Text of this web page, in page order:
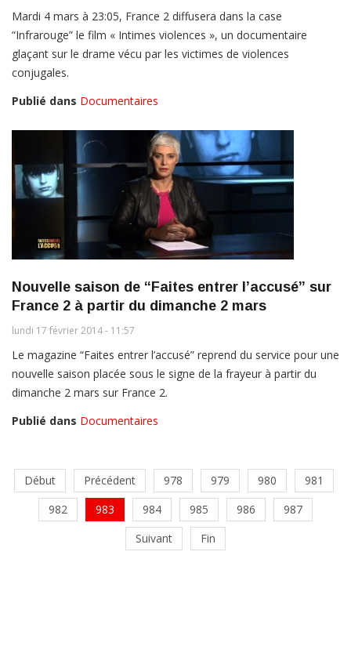
Mardi 4 mars à 23:05, France 2 diffusera dans la case
“Infrarouge” le film « Intimes violences », un documentaire
glaçant sur le drame vécu par les victimes de violences
conjugales.
Publié dans Documentaires
Nouvelle saison de “Faites entrer l’accusé” sur
France 2 à partir du dimanche 2 mars
lundi 17 février 2014 - 11:57
Le magazine “Faites entrer l’accusé” reprend du service pour une
nouvelle saison placée sous le signe de la frayeur à partir du
dimanche 2 mars sur France 2.
Publié dans Documentaires
Début Précédent 978 979 980
981
982
983 984 985 986
987
Suivant
Fin